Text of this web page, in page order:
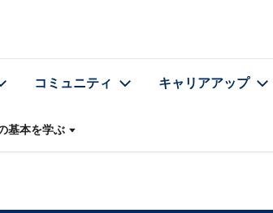
コミュニティ キャリアアップ
基本を学ぶ